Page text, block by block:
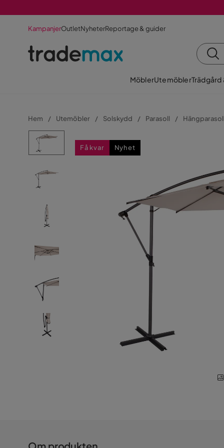
KampanjerOutletNyheterReportage & guider
MöblerUtemöblerTrädgård
Hem Utemöbler Solskydd Parasoll
Få kvar Nyhet